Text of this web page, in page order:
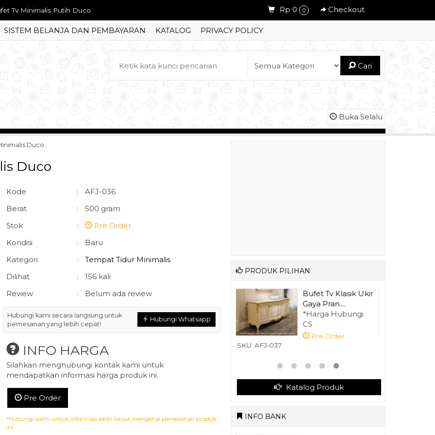
Tempat Tidur Monalisa Ukir Jepara
Makan Mewah Klasik European Style
Antik Minimalis Koboi
Meja Makan Cafe Minimalis
Tv Jati Kolibri Ukir Mewah
Rp 0 0 Checkout
SISTEM BELANJA DAN PEMBAYARAN KATALOG PRIVACY POLICY
Cari
Buka Selalu
Duco
Duco
Kode :
AFJ-036
Berat
:
500 gram
Stok
:
Pre Order
Kondisi
:
Baru
Kategori
:
Tempat Tidur Minimalis
Dilihat
:
156 kali
Review
: Belum ada review
Hubungi Whatsapp
Hubungi kami secara langsung untuk
pemesanan yang lebih cepat!
INFO HARGA
Silahkan menghubungi kontak kami untuk
mendapatkan informasi harga produk ini.
Pre Order
*Hubungi kami untuk informasi lebih lanjut mengenai pemesanan produk
ini.
PRODUK PILIHAN
Meja Makan Oval
*Harga Hubungi
CS
*Harga Hubungi
CS
SKU: AFJ-037
Kamar Set Mewah
Ukiran Jepara
*Harga Hubungi
CS
Pre Order
SKU: AFJ-028
Katalog Produk
INFO BANK